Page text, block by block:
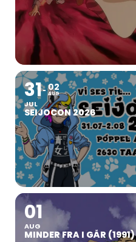
31
JUL
02
AUG
SEIJOCON 2026
01
AUG
MINDER FRA I GÅR